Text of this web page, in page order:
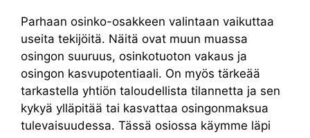
Parhaan osinko-osakkeen valintaan vaikuttaa
useita tekijöitä. Näitä ovat muun muassa
osingon suuruus, osinkotuoton vakaus ja
osingon kasvupotentiaali. On myös tärkeää
tarkastella yhtiön taloudellista tilannetta ja sen
kykyä ylläpitää tai kasvattaa osingonmaksua
tulevaisuudessa. Tässä osiossa käymme läpi